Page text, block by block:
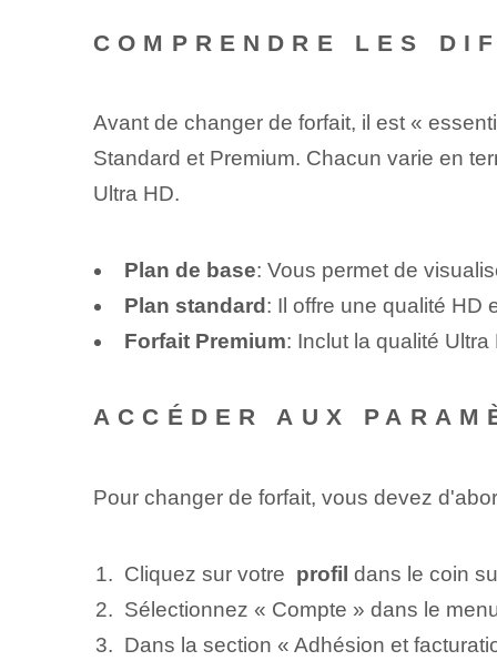
COMPRENDRE LES
Avant de changer de forfait, il est «
Standard et Premium. Chacun varie en
Ultra HD.
Plan de base: Vous permet de
Plan standard : Il offre une qualité HD
⁢Forfait Premium:‍ Inclut la qualité
ACCÉDER AUX
Pour changer de forfait, vous devez
Cliquez sur votre ⁢ profil dans le coin
Sélectionnez « Compte » dans le
Dans la section « Adhésion et